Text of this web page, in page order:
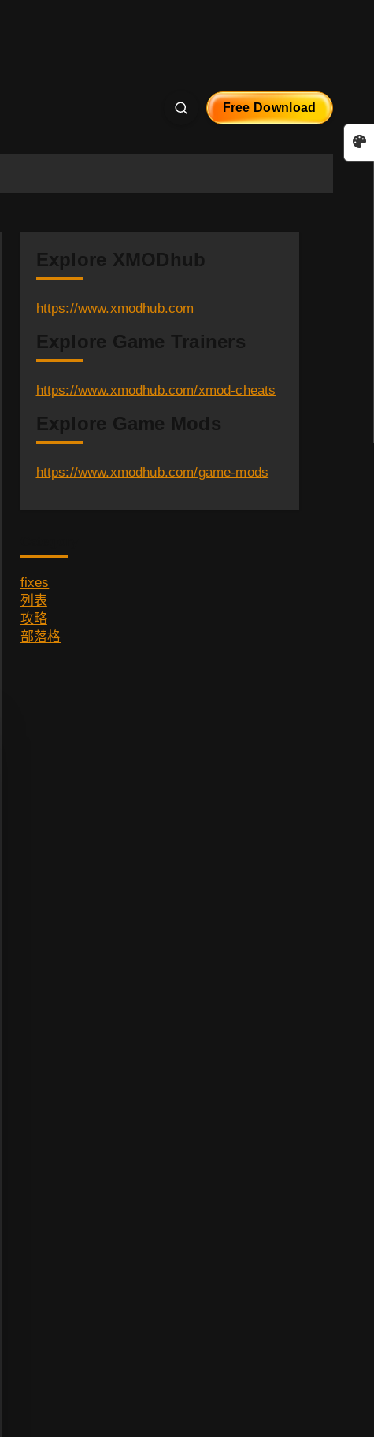
Free Download
Explore XMODhub
https://www.xmodhub.com
Explore Game Trainers
https://www.xmodhub.com/xmod-cheats
Explore Game Mods
https://www.xmodhub.com/game-mods
fixes
列表
攻略
部落格